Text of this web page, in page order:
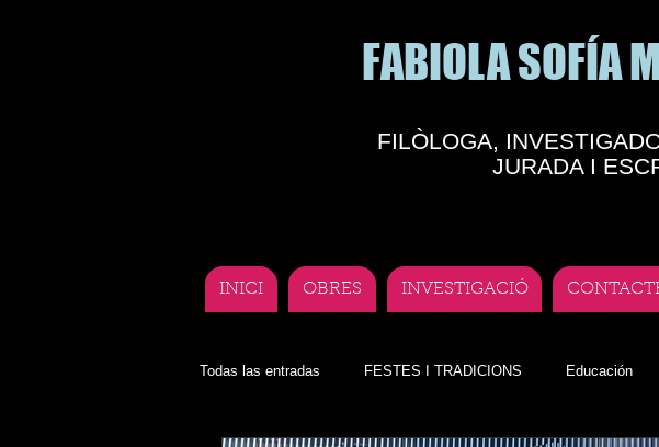
FABIOLA SOFÍA
FILÒLOGA,
JURADA I
INICI OBRES INVESTIGACIÓ
Todas las entradas FESTES I TRADICIONS Educación